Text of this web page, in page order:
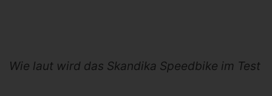
Wie laut wird das Skandika Speedbike im Test